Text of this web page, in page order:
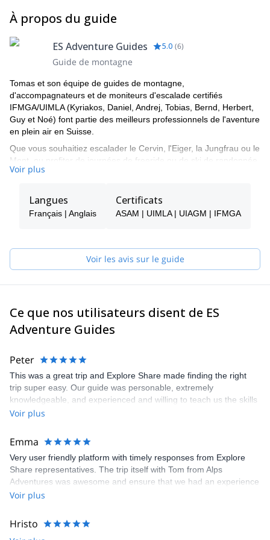
À propos du guide
ES Adventure Guides 5.0 (6)
Guide de montagne
Tomas et son équipe de guides de montagne,
d'accompagnateurs et de moniteurs d'escalade certifiés
IFMGA/UIMLA (Kyriakos, Daniel, Andrej, Tobias, Bernd, Herbert,
Guy et Noé) font partie des meilleurs professionnels de l'aventure
en plein air en Suisse.
Que vous souhaitiez escalader le Cervin, l'Eiger, la Jungfrau ou le
Mont, ou profiter de journées de freeride ou de ski de randonnée
autour de Verbier ou Zermatt, entre autres, ils sauront vous
aventure inoubliable et sûre.
Tomas sera votre principal point de contact pendant le processus
recevez le meilleur service de guide possible.
Choisissez l'un des programmes proposés par E-S Adventure
Voir plus
Langues
Français | Anglais
Certificats
ASAM | UIMLA | UIAGM | IFMGA
Voir les avis sur le guide
Ce que nos utilisateurs disent de ES
Adventure Guides
Peter
This was a great trip and Explore Share made finding the right
trip super easy. Our guide was personable, extremely
knowledgeable, and experienced and willing to teach us the skills
we would have needed to climb the Matterhorn. Unfortunatly, the
another trip which was still a great experience and lots of fun.
Voir plus
Emma
Very user friendly platform with timely responses from Explore
Share representatives. The trip itself with Tom from Alps
Adventures was awesome and ensure that we had an experience
that was 100% what we wanted. Recommend both the platform
Voir plus
Hristo